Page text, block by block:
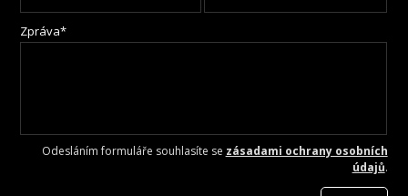
Zpráva*
Odesláním formuláře souhlasíte se zásadami ochrany osobních
údajů.